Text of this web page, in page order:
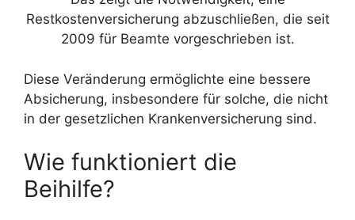
Restkostenversicherung abzuschließen, die seit
2009 für Beamte vorgeschrieben ist.
Diese Veränderung ermöglichte eine bessere
Absicherung, insbesondere für solche, die nicht
in der gesetzlichen Krankenversicherung sind.
Wie funktioniert die
Beihilfe?